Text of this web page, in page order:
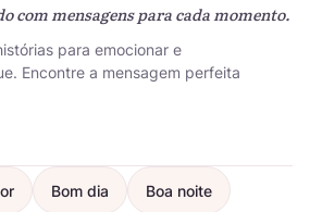
com mensagens para cada momento.
para emocionar e
Encontre a mensagem perfeita
Bom dia Boa noite